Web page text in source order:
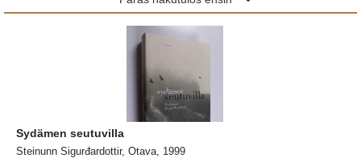
Sydämen seutuvilla
Steinunn Sigurđardottir, Otava, 1999